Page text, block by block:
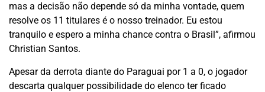
mas a decisão não depende só da minha vontade, quem
resolve os 11 titulares é o nosso treinador. Eu estou
tranquilo e espero a minha chance contra o Brasil”, afirmou
Christian Santos.
Apesar da derrota diante do Paraguai por 1 a 0, o jogador
descarta qualquer possibilidade do elenco ter ficado